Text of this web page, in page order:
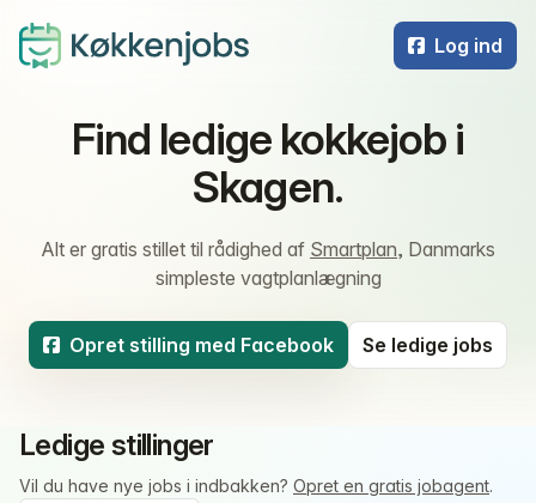
Log ind
Find ledige kokkejob i
Skagen.
Alt er gratis stillet til rådighed af Smartplan, Danmarks
simpleste vagtplanlægning
Opret stilling med Facebook Se ledige jobs
Ledige stillinger
Vil du have nye jobs i indbakken? Opret en gratis jobagent.